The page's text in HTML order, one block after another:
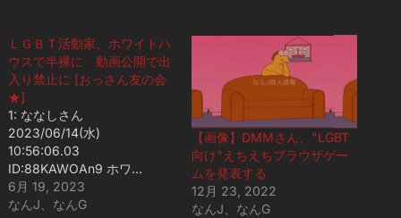
ＬＧＢＴ活動家、ホワイトハ
ウスで半裸に 動画公開で出
入り禁止に [おっさん友の会
★]
1: ななしさん
2023/06/14(水)
10:56:06.03
ID:88KAWOAn9 ホワ…
6月 19, 2023
なんJ、なんG
【画像】DMMさん、"LGBT
向け"えちえちブラウザゲー
ムを発表する
12月 23, 2022
なんJ、なんG